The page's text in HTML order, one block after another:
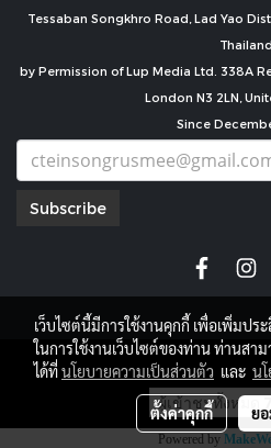
Tessaban Songkhro Road, Lad Yao
Thailand
by Permission of Lup Media Ltd. 338A
London N3 2LN,
Since
Subscribe
ผู้เข้าชมทั้งหมด
Powered by
เว็บไซต์นี้มีการใช้งานคุกกี้ เพื่อเพิ่มป
ในการใช้งานเว็บไซต์ของท่าน ท่านสา
ได้ที่นโยบายความเป็นส่วนตัว และ น
ตั้งค่าคุกกี้ ย